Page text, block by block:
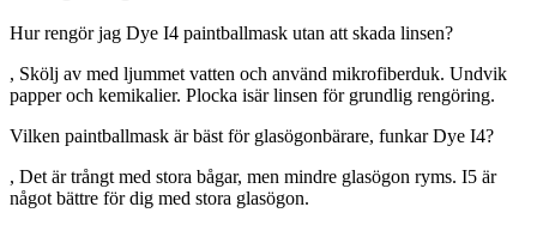
Hur rengör jag Dye I4 paintballmask utan att skada linsen?
, Skölj av med ljummet vatten och använd mikrofiberduk. Undvik
papper och kemikalier. Plocka isär linsen för grundlig rengöring.
Vilken paintballmask är bäst för glasögonbärare, funkar Dye I4?
, Det är trångt med stora bågar, men mindre glasögon ryms. I5 är
något bättre för dig med stora glasögon.